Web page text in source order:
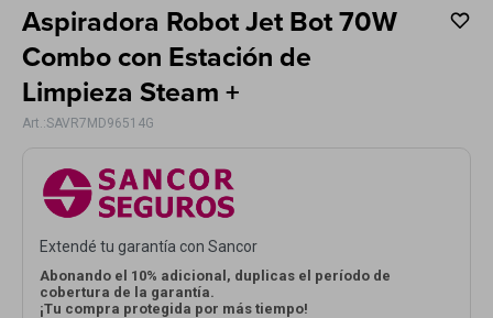
Aspiradora Robot Jet Bot 70W
Combo con Estación de
Limpieza Steam +
SAVR7MD96514G
Extendé tu garantía con Sancor
Abonando el 10% adicional, duplicas el período de
cobertura de la garantía.
¡Tu compra protegida por más tiempo!
Electrodomésticos